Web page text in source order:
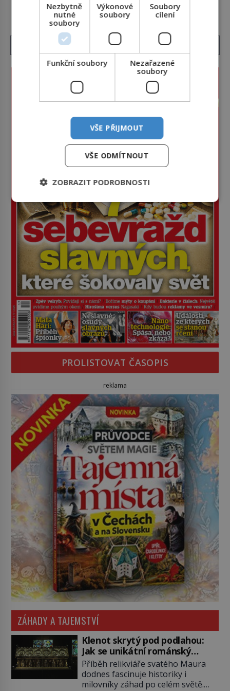
„kamarádem“ je ovšem jeden z nejslavnějších
vrahů, Jeffrey Dahmer (1960–1994). Je 27. května
DALŠÍ ČLÁNKY Z RUBRIKY ›
PROLISTOVAT ČASOPIS
reklama
ZÁHADY A TAJEMSTVÍ
Klenot skrytý pod podlahou:
Jak se unikátní románský
poklad dostal do zapadlého
Bečova?
Příběh relikviáře svatého Maura
dodnes fascinuje historiky i
milovníky záhad po celém světě.
Nezbytně
nutné
soubory
Výkonové
soubory
Soubory
cílení
Funkční soubory
Nezařazené
soubory
VŠE PŘIJMOUT
VŠE ODMÍTNOUT
ZOBRAZIT PODROBNOSTI